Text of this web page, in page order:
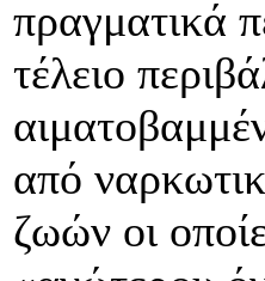
πραγματικά
τέλειο
από
ζωών οι